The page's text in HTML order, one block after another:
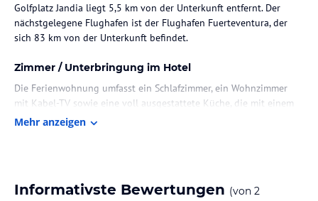
Golfplatz Jandia liegt 5,5 km von der Unterkunft entfernt. Der
nächstgelegene Flughafen ist der Flughafen Fuerteventura, der
sich 83 km von der Unterkunft befindet.
Zimmer / Unterbringung im Hotel
Die Ferienwohnung umfasst ein Schlafzimmer, ein Wohnzimmer
mit Kabel-TV sowie eine voll ausgestattete Küche, die mit einem
Kühlschrank ausgestattet ist.
Mehr anzeigen
Informativste Bewertungen (von 2